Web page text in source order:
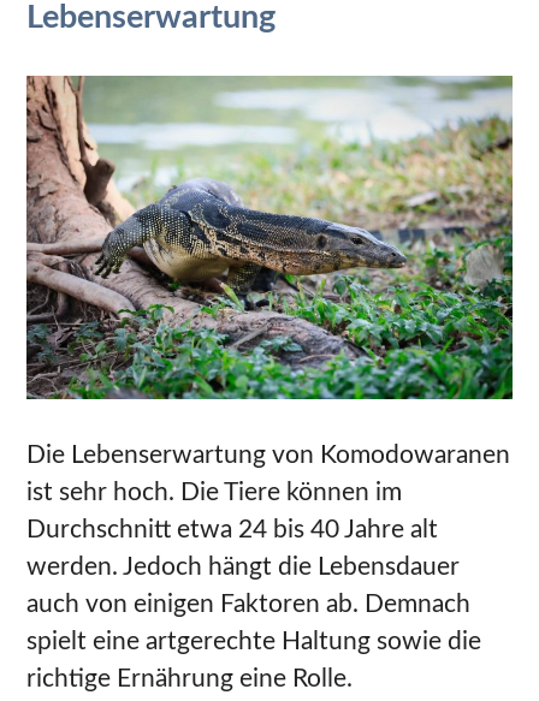
Lebenserwartung
Die Lebenserwartung von Komodowaranen
ist sehr hoch. Die Tiere können im
Durchschnitt etwa 24 bis 40 Jahre alt
werden. Jedoch hängt die Lebensdauer
auch von einigen Faktoren ab. Demnach
spielt eine artgerechte Haltung sowie die
richtige Ernährung eine Rolle.